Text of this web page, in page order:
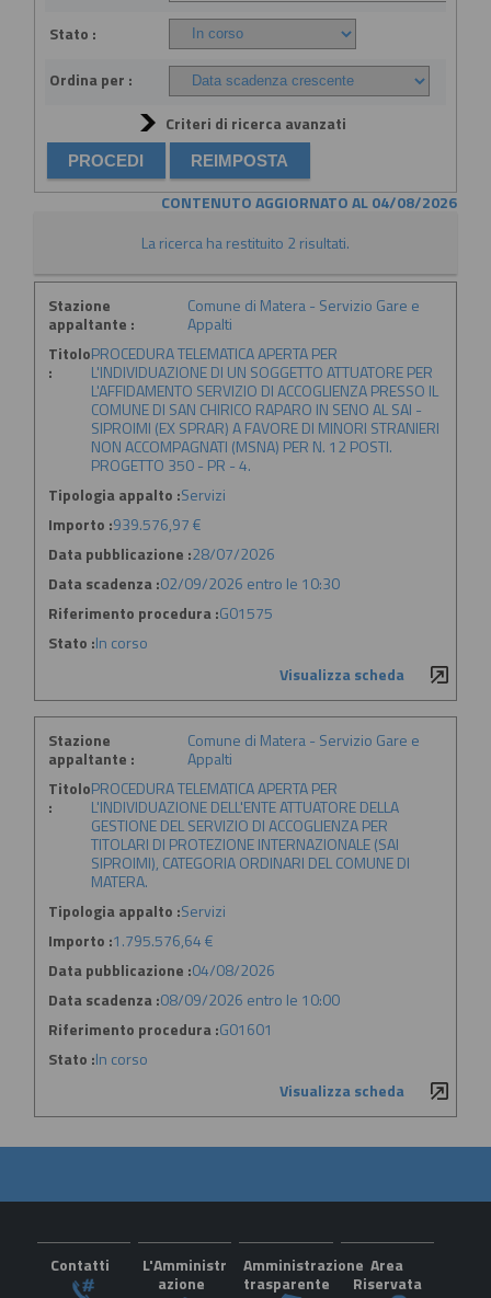
Stato :
Ordina per :
Criteri di ricerca avanzati
CONTENUTO AGGIORNATO AL 04/08/2026
La ricerca ha restituito 2 risultati.
Stazione
appaltante :
Comune di Matera - Servizio Gare e
Appalti
Titolo
:
PROCEDURA TELEMATICA APERTA PER
L'INDIVIDUAZIONE DI UN SOGGETTO ATTUATORE PER
L'AFFIDAMENTO SERVIZIO DI ACCOGLIENZA PRESSO IL
COMUNE DI SAN CHIRICO RAPARO IN SENO AL SAI -
SIPROIMI (EX SPRAR) A FAVORE DI MINORI STRANIERI
NON ACCOMPAGNATI (MSNA) PER N. 12 POSTI.
PROGETTO 350 - PR - 4.
Tipologia appalto :Servizi
Importo :939.576,97 €
Data pubblicazione :28/07/2026
Data scadenza :02/09/2026 entro le 10:30
Riferimento procedura :G01575
Stato :In corso
Visualizza scheda
Stazione
appaltante :
Comune di Matera - Servizio Gare e
Appalti
Titolo
:
PROCEDURA TELEMATICA APERTA PER
L'INDIVIDUAZIONE DELL'ENTE ATTUATORE DELLA
GESTIONE DEL SERVIZIO DI ACCOGLIENZA PER
TITOLARI DI PROTEZIONE INTERNAZIONALE (SAI
SIPROIMI), CATEGORIA ORDINARI DEL COMUNE DI
MATERA.
Tipologia appalto :Servizi
Importo :1.795.576,64 €
Data pubblicazione :04/08/2026
Data scadenza :08/09/2026 entro le 10:00
Riferimento procedura :G01601
Stato :In corso
Visualizza scheda
Contatti
L'Amministr
azione
Amministrazione
trasparente
Area
Riservata